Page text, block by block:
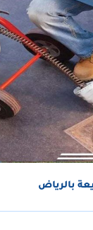
بالرياض